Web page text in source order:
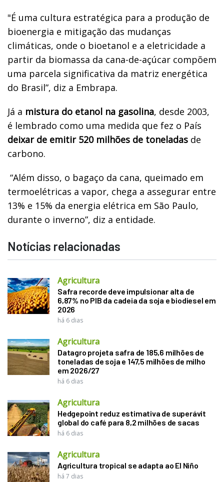
"É uma cultura estratégica para a produção de
bioenergia e mitigação das mudanças
climáticas, onde o bioetanol e a eletricidade a
partir da biomassa da cana-de-açúcar compõem
uma parcela significativa da matriz energética
do Brasil”, diz a Embrapa.
Já a mistura do etanol na gasolina, desde 2003,
é lembrado como uma medida que fez o País
deixar de emitir 520 milhões de toneladas de
carbono.
“Além disso, o bagaço da cana, queimado em
termoelétricas a vapor, chega a assegurar entre
13% e 15% da energia elétrica em São Paulo,
durante o inverno”, diz a entidade.
Notícias relacionadas
Agricultura
Safra recorde deve impulsionar alta de
6,87% no PIB da cadeia da soja e biodiesel em
2026
há 6 dias
Agricultura
Datagro projeta safra de 185,6 milhões de
toneladas de soja e 147,5 milhões de milho
em 2026/27
há 6 dias
Agricultura
Hedgepoint reduz estimativa de superávit
global do café para 8,2 milhões de sacas
há 6 dias
Agricultura
Agricultura tropical se adapta ao El Niño
há 7 dias